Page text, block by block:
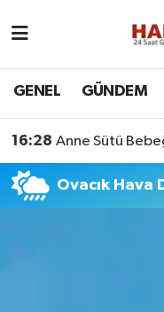
GENEL GÜNDEM
16:28 Anne Sütü
Ovacık Hava
Nöbetçi